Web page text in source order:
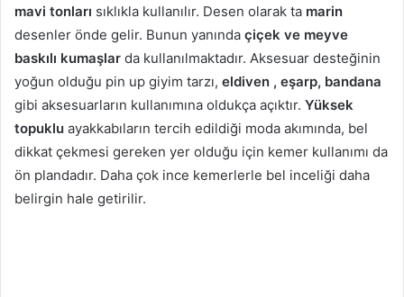
mavi tonları sıklıkla kullanılır. Desen olarak ta marin
desenler önde gelir. Bunun yanında çiçek ve meyve
baskılı kumaşlar da kullanılmaktadır. Aksesuar desteğinin
yoğun olduğu pin up giyim tarzı, eldiven , eşarp, bandana
gibi aksesuarların kullanımına oldukça açıktır. Yüksek
topuklu ayakkabıların tercih edildiği moda akımında, bel
dikkat çekmesi gereken yer olduğu için kemer kullanımı da
ön plandadır. Daha çok ince kemerlerle bel inceliği daha
belirgin hale getirilir.